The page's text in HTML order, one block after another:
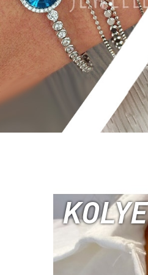
KOLYE